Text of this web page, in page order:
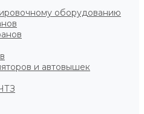
оборудованию
и автовышек